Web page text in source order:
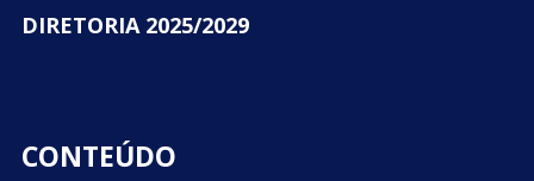
DIRETORIA 2025/2029
CONTEÚDO